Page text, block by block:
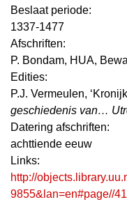
Beslaat periode:
1337-1477
Afschriften:
P. Bondam, HUA,
Edities:
P.J. Vermeulen,
geschiedenis van…
Datering afschriften:
achttiende eeuw
Links:
http://
9855&lan=en#page//